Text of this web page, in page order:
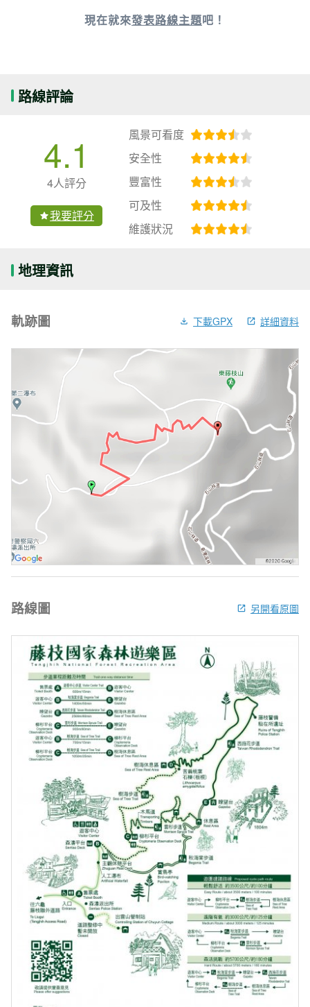
現在就來發表路線主題吧！
路線評論
4.1
4人評分
我要評分
風景可看度
安全性
豐富性
可及性
維護狀況
地理資訊
軌跡圖 下載GPX 詳細資料
路線圖 另開看原圖